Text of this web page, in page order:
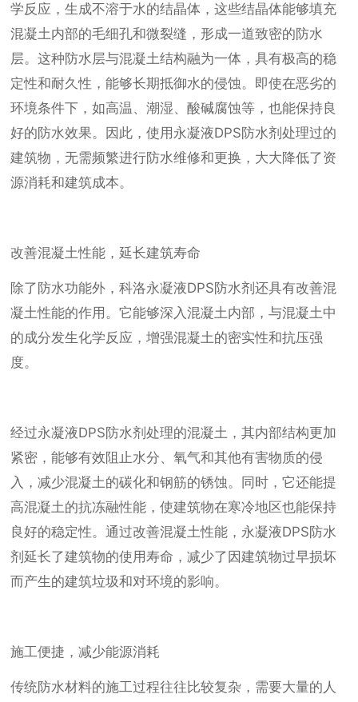
学反应，生成不溶于水的结晶体，这些结晶体能够填充
混凝土内部的毛细孔和微裂缝，形成一道致密的防水
层。这种防水层与混凝土结构融为一体，具有极高的稳
定性和耐久性，能够长期抵御水的侵蚀。即使在恶劣的
环境条件下，如高温、潮湿、酸碱腐蚀等，也能保持良
好的防水效果。因此，使用永凝液DPS防水剂处理过的
建筑物，无需频繁进行防水维修和更换，大大降低了资
源消耗和建筑成本。
改善混凝土性能，延长建筑寿命
除了防水功能外，科洛永凝液DPS防水剂还具有改善混
凝土性能的作用。它能够深入混凝土内部，与混凝土中
的成分发生化学反应，增强混凝土的密实性和抗压强
度。
经过永凝液DPS防水剂处理的混凝土，其内部结构更加
紧密，能够有效阻止水分、氧气和其他有害物质的侵
入，减少混凝土的碳化和钢筋的锈蚀。同时，它还能提
高混凝土的抗冻融性能，使建筑物在寒冷地区也能保持
良好的稳定性。通过改善混凝土性能，永凝液DPS防水
剂延长了建筑物的使用寿命，减少了因建筑物过早损坏
而产生的建筑垃圾和对环境的影响。
施工便捷，减少能源消耗
传统防水材料的施工过程往往比较复杂，需要大量的人